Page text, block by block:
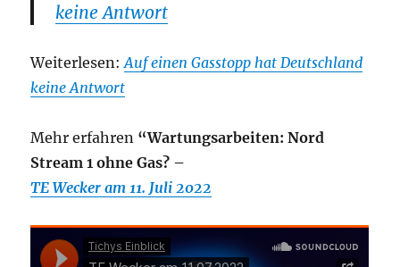
keine Antwort
Weiterlesen:Auf einen Gasstopp hat Deutschland
keine Antwort
Mehr erfahren “Wartungsarbeiten: Nord
Stream 1 ohne Gas? –
TE Wecker am 11. Juli 2022